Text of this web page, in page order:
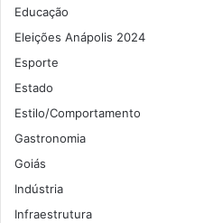
Educação
Eleições Anápolis 2024
Esporte
Estado
Estilo/Comportamento
Gastronomia
Goiás
Indústria
Infraestrutura